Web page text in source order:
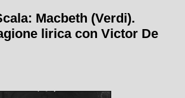
Macbeth (Verdi).
lirica con Victor De